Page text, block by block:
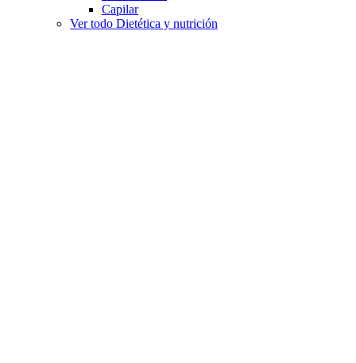
Capilar
Ver todo Dietética y nutrición